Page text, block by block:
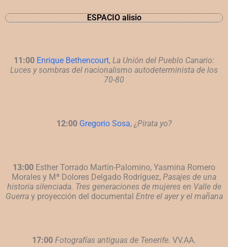
ESPACIO alisio
11:00 Enrique Bethencourt, La Unión del Pueblo Canario:
Luces y sombras del nacionalismo autodeterminista de los
70-80
12:00 Gregorio Sosa, ¿Pirata yo?
13:00 Esther Torrado Martín-Palomino, Yasmina Romero
Morales y Mª Dolores Delgado Rodríguez, Pasajes de una
historia silenciada. Tres generaciones de mujeres en Valle de
Guerray proyección del documental Entre el ayer y el mañana
17:00 Fotografías antiguas de Tenerife. VV.AA.